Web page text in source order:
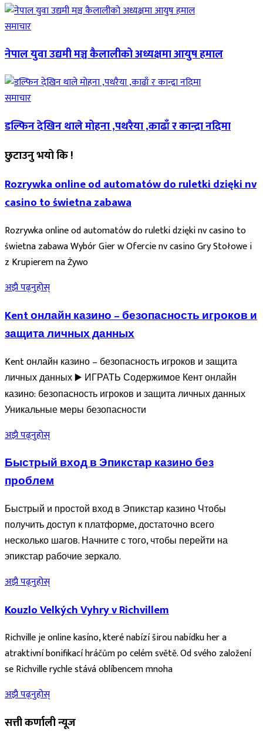
समाचार
नेपाल युवा उद्यमी मञ्च कैलालीको अध्यक्षमा आयुष हमाल
समाचार
डल्फिन देखिन थाले मोहना ,पथरैया ,काढाँ र कान्द्रा नदिमा
छुटाउनु भयो कि !
Rozrywka online od automatów do ruletki dzięki nv
casino to świetna zabawa
Rozrywka online od automatów do ruletki dzięki nv casino to
świetna zabawa Wybór Gier w Ofercie nv casino Gry Stołowe i
z Krupierem na Żywo
अझै पढ्नुहोस्
Kent онлайн казино – безопасность игроков и
защита личных данных
Kent онлайн казино – безопасность игроков и защита
личных данных ▶️ ИГРАТЬ Содержимое Кент онлайн
казино: безопасность игроков и защита личных данных
Уникальные меры безопасности
अझै पढ्नुहोस्
Быстрый вход в Эпикстар казино без
проблем
Быстрый и простой вход в Эпикстар казино Чтобы
получить доступ к платформе, достаточно всего
несколько шагов. Начните с того, чтобы перейти на
эпикстар рабочие зеркало.
अझै पढ्नुहोस्
Kouzlo Velkých Vyhry v Richvillem
Richville je online kasíno, které nabízí širou nabídku her a
atraktivní bonifikací hráčům po celém světě. Od svého založení
se Richville rychle stává oblíbencem mnoha
अझै पढ्नुहोस्
सत्ती कर्णाली न्यूज